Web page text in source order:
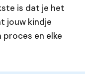
is dat je het
jouw kindje
proces en elke